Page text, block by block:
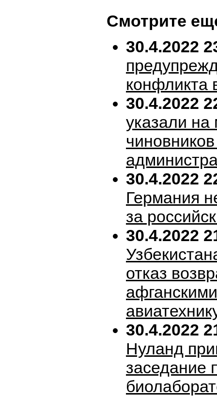
Смотрите
30.4.2022
конфликта
30.4.2022
указали на
30.4.2022
Германия
за
30.4.2022
отказ
30.4.2022
Нуланд
заседание